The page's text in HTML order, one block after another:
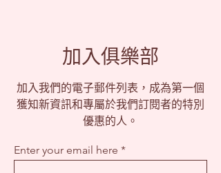
加入俱樂部
加入我們的電子郵件列表，成為第一個
獲知新資訊和專屬於我們訂閱者的特別
優惠的人。
Enter your email here